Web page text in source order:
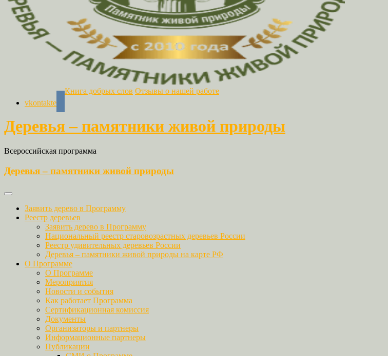
vkontakte
Книга добрых слов Отзывы о нашей работе
Деревья – памятники живой природы
Всероссийская программа
Деревья – памятники живой природы
Заявить дерево в Программу
Реестр деревьев
Заявить дерево в Программу
Национальный реестр старовозрастных деревьев России
Реестр удивительных деревьев России
Деревья – памятники живой природы на карте РФ
О Программе
О Программе
Мероприятия
Новости и события
Как работает Программа
Сертификационная комиссия
Документы
Организаторы и партнеры
Информационные партнеры
Публикации